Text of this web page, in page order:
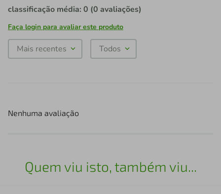
classificação média: 0 (0 avaliações)
Faça login para avaliar este produto
Mais recentes Todos
Nenhuma avaliação
Quem viu isto, também viu...